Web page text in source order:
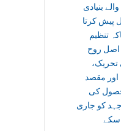
بنیادی
پیش کرتا
تنظیم
اصل روح
تحریک،
اور مقصد
کی
کو جاری
سکے